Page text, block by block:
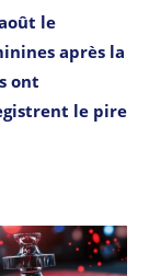
le
après la
ont
le pire